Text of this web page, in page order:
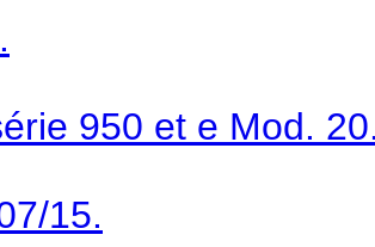
950 et e Mod.
15.